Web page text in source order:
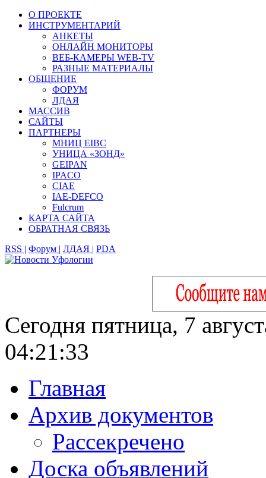
О ПРОЕКТЕ
ИНСТРУМЕНТАРИЙ
АНКЕТЫ
ОНЛАЙН МОНИТОРЫ
ВЕБ-КАМЕРЫ WEB-TV
РАЗНЫЕ МАТЕРИАЛЫ
ОБЩЕНИЕ
ФОРУМ
ЛДАЯ
МАССИВ
САЙТЫ
ПАРТНЕРЫ
МНИЦ EIBC
УНИЦА «ЗОНД»
GEIPAN
IPACO
CIAE
IAE-DEFCO
Fulcrum
КАРТА САЙТА
ОБРАТНАЯ СВЯЗЬ
RSS | Форум | ЛДАЯ | PDA
Сегодня пятница, 7
04:21:34
Главная
Архив документов
Рассекречено
Доска объявлений